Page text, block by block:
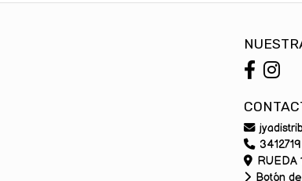
RUEDA
Botón